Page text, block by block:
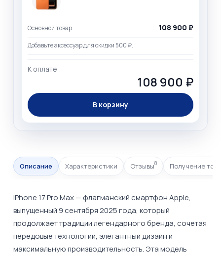
Основной товар 108 900 ₽
Добавьте аксессуар для скидки 500 ₽.
К оплате
108 900 ₽
В корзину
Описание Характеристики Отзывы8 Получение
iPhone 17 Pro Max — флагманский смартфон Apple,
выпущенный 9 сентября 2025 года, который
продолжает традиции легендарного бренда, сочетая
передовые технологии, элегантный дизайн и
максимальную производительность. Эта модель